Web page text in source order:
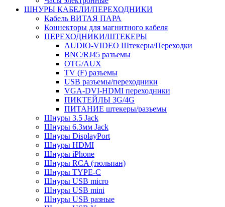
ШНУРЫ КАБЕЛИ/ПЕРЕХОДНИКИ
Кабель ВИТАЯ ПАРА
Коннекторы для магнитного кабеля
ПЕРЕХОДНИКИ/ШТЕКЕРЫ
AUDIO-VIDEO Штекеры/Переходки
BNC/RJ45 разъемы
OTG/AUX
TV (F) разъемы
USB разъемы/переходники
VGA-DVI-HDMI переходники
ПИКТЕЙЛЫ 3G/4G
ПИТАНИЕ штекеры/разъемы
Шнуры 3.5 Jack
Шнуры 6.3мм Jack
Шнуры DisplayPort
Шнуры HDMI
Шнуры iPhone
Шнуры RCA (тюльпан)
Шнуры TYPE-C
Шнуры USB micro
Шнуры USB mini
Шнуры USB разные